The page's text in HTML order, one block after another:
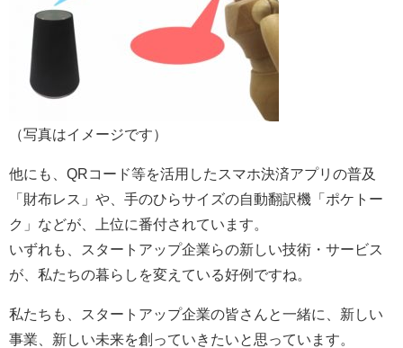
（写真はイメージです）
他にも、QRコード等を活用したスマホ決済アプリの普及
「財布レス」や、手のひらサイズの自動翻訳機「ポケトー
ク」などが、上位に番付されています。
いずれも、スタートアップ企業らの新しい技術・サービス
が、私たちの暮らしを変えている好例ですね。
私たちも、スタートアップ企業の皆さんと一緒に、新しい
事業、新しい未来を創っていきたいと思っています。